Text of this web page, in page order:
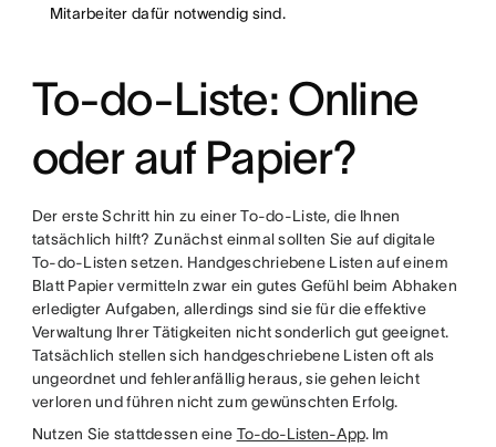
Mitarbeiter dafür notwendig sind.
To-do-Liste: Online
oder auf Papier?
Der erste Schritt hin zu einer To-do-Liste, die Ihnen
tatsächlich hilft? Zunächst einmal sollten Sie auf digitale
To-do-Listen setzen. Handgeschriebene Listen auf einem
Blatt Papier vermitteln zwar ein gutes Gefühl beim Abhaken
erledigter Aufgaben, allerdings sind sie für die effektive
Verwaltung Ihrer Tätigkeiten nicht sonderlich gut geeignet.
Tatsächlich stellen sich handgeschriebene Listen oft als
ungeordnet und fehleranfällig heraus, sie gehen leicht
verloren und führen nicht zum gewünschten Erfolg.
Nutzen Sie stattdessen eine To-do-Listen-App. Im